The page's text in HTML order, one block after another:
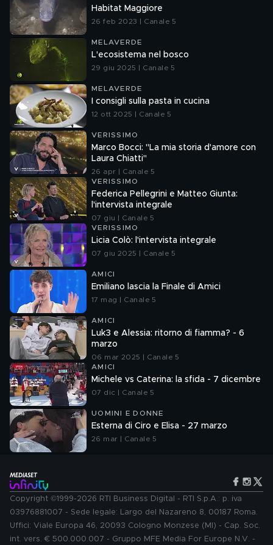
Habitat Maggiore
26 feb 2023 | Canale 5
MELAVERDE
L'ecosistema nel bosco
29 giu 2025 | Canale 5
MELAVERDE
I consigli sulla pasta in cucina
12 ott 2025 | Canale 5
VERISSIMO
Marco Bocci: "La mia storia d'amore con
Laura Chiatti"
26 apr | Canale 5
VERISSIMO
Federica Pellegrini e Matteo Giunta:
l'intervista integrale
07 giu | Canale 5
VERISSIMO
Licia Colò: l'intervista integrale
07 giu 2025 | Canale 5
AMICI
Emiliano lascia la Finale di Amici
17 mag | Canale 5
AMICI
Luk3 e Alessia: ritorno di fiamma? - 6
marzo
06 mar 2025 | Canale 5
AMICI
Michele vs Caterina: la sfida - 7 dicembre
07 dic | Canale 5
UOMINI E DONNE
Esterna di Ciro e Elisa - 27 marzo
26 mar | Canale 5
Copyright ©1999-2026 RTI Business Digital - RTI S.p.A.: p. iva
03976881007 - Sede legale: Largo del Nazareno 8, 00187 Roma.
Uffici: Viale Europa 46, 20093 Cologno Monzese (MI) - Cap. Soc.
int. vers. € 500.000.007 - Gruppo MFE Media For Europe N.V. -